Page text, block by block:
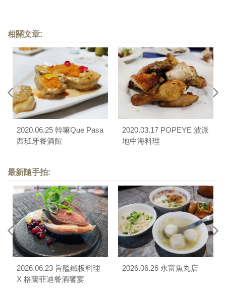
相關文章:
2020.06.25 幹嘛Que Pasa
西班牙餐酒館
2020.03.17 POPEYE 波派
地中海料理
最新隨手拍:
2026.06.23 旨醞鐵板料理
X 格蘭菲迪餐酒饗宴
2026.06.26 永富魚丸店